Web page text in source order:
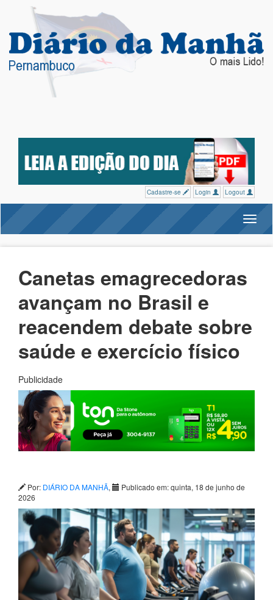
Cadastre-se Login Logout
Canetas emagrecedoras
avançam no Brasil e
reacendem debate sobre
saúde e exercício físico
Publicidade
Por: DIÁRIO DA MANHÃ,
Publicado em: quinta, 18 de junho de
2026